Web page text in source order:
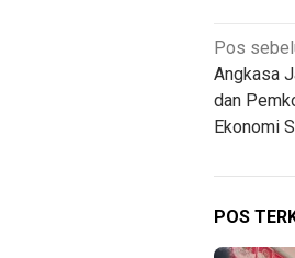
pos
Pos
Angkasa
dan
Ekonomi
POS